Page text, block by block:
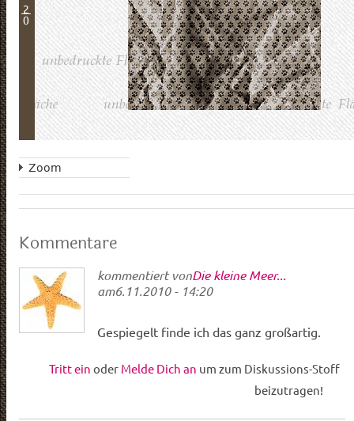
2
0
Zoom
Kommentare
kommentiert vonDie kleine Meer...
am6.11.2010 - 14:20
Gespiegelt finde ich das ganz großartig.
Tritt ein oder Melde Dich an um zum Diskussions-Stoff
beizutragen!